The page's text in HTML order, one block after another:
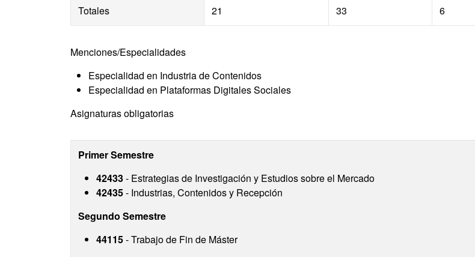
Totales 21 33 6
Menciones/Especialidades
Especialidad en Industria de Contenidos
Especialidad en Plataformas Digitales Sociales
Asignaturas obligatorias
Primer Semestre
42433- Estrategias de Investigación y Estudios sobre el Mercado
42435- Industrias, Contenidos y Recepción
Segundo Semestre
44115- Trabajo de Fin de Máster